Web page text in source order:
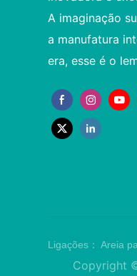
A imaginação
a manufatura
era, esse é o
Ligações：Areia
Copyright